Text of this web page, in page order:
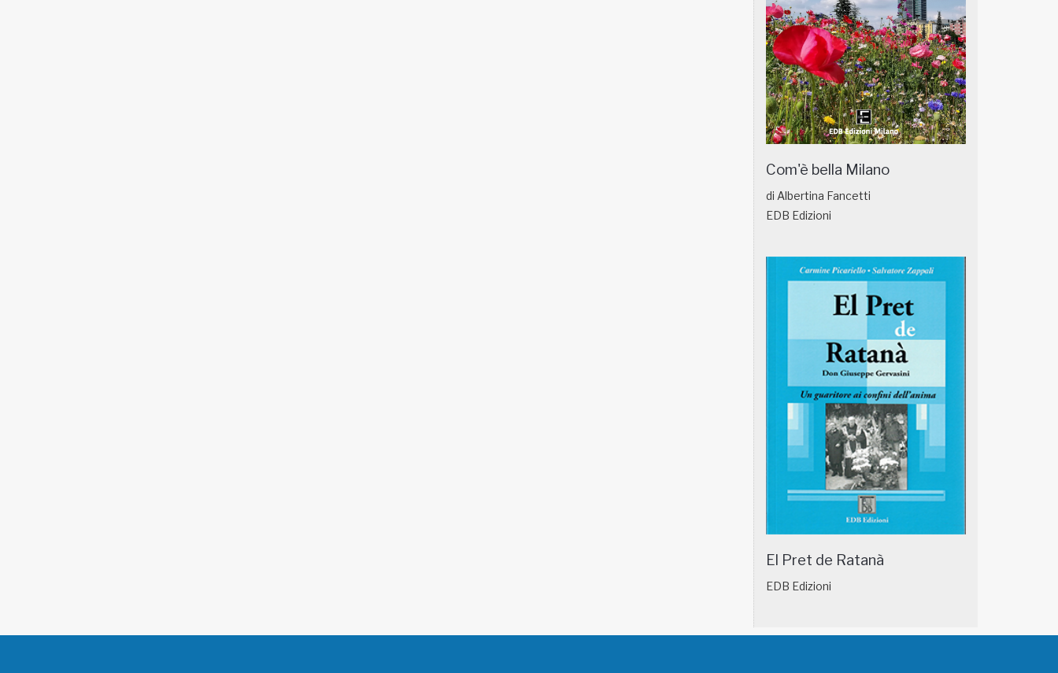
Com'è bella Milano
di Albertina Fancetti
EDB Edizioni
El Pret de Ratanà
EDB Edizioni